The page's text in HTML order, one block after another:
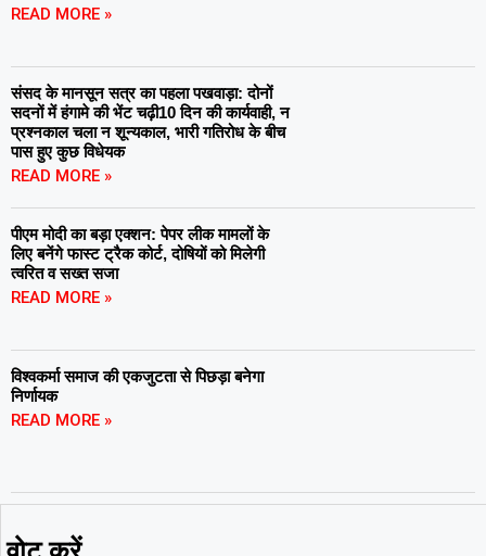
READ MORE »
संसद के मानसून सत्र का पहला पखवाड़ा: दोनों
सदनों में हंगामे की भेंट चढ़ी10 दिन की कार्यवाही, न
प्रश्नकाल चला न शून्यकाल, भारी गतिरोध के बीच
पास हुए कुछ विधेयक
READ MORE »
पीएम मोदी का बड़ा एक्शन: पेपर लीक मामलों के
लिए बनेंगे फास्ट ट्रैक कोर्ट, दोषियों को मिलेगी
त्वरित व सख्त सजा
READ MORE »
विश्वकर्मा समाज की एकजुटता से पिछड़ा बनेगा
निर्णायक
READ MORE »